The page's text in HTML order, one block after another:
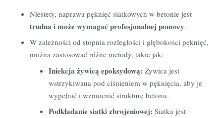
Niestety, naprawa pęknięć siatkowych w betonie jest
trudna i może wymagać profesjonalnej pomocy.
W zależności od stopnia rozległości i głębokości pęknięć,
można zastosować różne metody, takie jak:
Iniekcja żywicą epoksydową: Żywica jest
wstrzykiwana pod ciśnieniem w pęknięcia, aby je
wypełnić i wzmocnić strukturę betonu.
Podkładanie siatki zbrojeniowej: Siatka jest